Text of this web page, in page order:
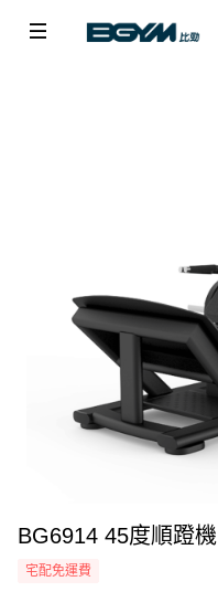
BG6914 45度順蹬機
宅配免運費